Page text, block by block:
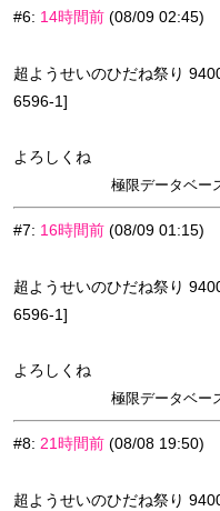
#6: 14時間前 (08/09 02:45)
超ようせいのひだね祭り
6596-1]
よろしくね
極限データベー
#7: 16時間前 (08/09 01:15)
超ようせいのひだね祭り
6596-1]
よろしくね
極限データベー
#8: 21時間前 (08/08 19:50)
超ようせいのひだね祭り